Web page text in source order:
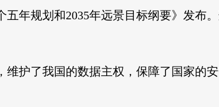
年规划和2035年远景目标纲要》发布
维护了我国的数据主权，保障了国家的